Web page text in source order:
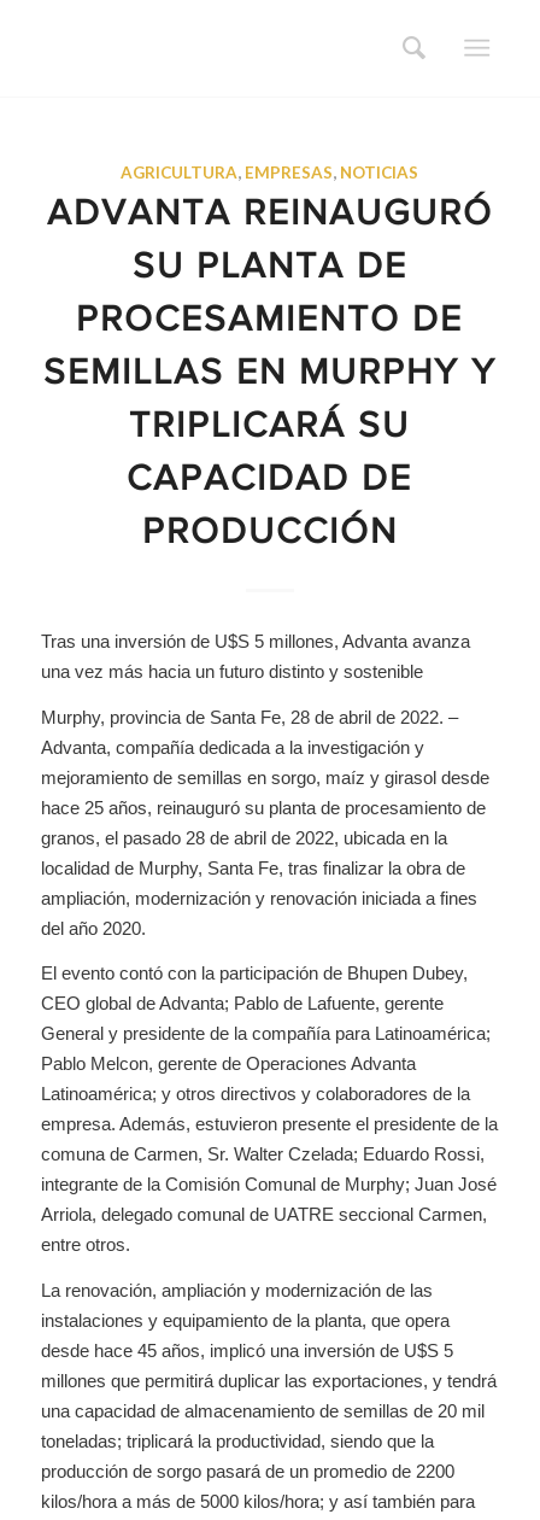
AGRICULTURA, EMPRESAS, NOTICIAS
ADVANTA REINAUGURÓ
SU PLANTA DE
PROCESAMIENTO DE
SEMILLAS EN MURPHY Y
TRIPLICARÁ SU
CAPACIDAD DE
PRODUCCIÓN
Tras una inversión de U$S 5 millones, Advanta avanza
una vez más hacia un futuro distinto y sostenible
Murphy, provincia de Santa Fe, 28 de abril de 2022. –
Advanta, compañía dedicada a la investigación y
mejoramiento de semillas en sorgo, maíz y girasol desde
hace 25 años, reinauguró su planta de procesamiento de
granos, el pasado 28 de abril de 2022, ubicada en la
localidad de Murphy, Santa Fe, tras finalizar la obra de
ampliación, modernización y renovación iniciada a fines
del año 2020.
El evento contó con la participación de Bhupen Dubey,
CEO global de Advanta; Pablo de Lafuente, gerente
General y presidente de la compañía para Latinoamérica;
Pablo Melcon, gerente de Operaciones Advanta
Latinoamérica; y otros directivos y colaboradores de la
empresa. Además, estuvieron presente el presidente de la
comuna de Carmen, Sr. Walter Czelada; Eduardo Rossi,
integrante de la Comisión Comunal de Murphy; Juan José
Arriola, delegado comunal de UATRE seccional Carmen,
entre otros.
La renovación, ampliación y modernización de las
instalaciones y equipamiento de la planta, que opera
desde hace 45 años, implicó una inversión de U$S 5
millones que permitirá duplicar las exportaciones, y tendrá
una capacidad de almacenamiento de semillas de 20 mil
toneladas; triplicará la productividad, siendo que la
producción de sorgo pasará de un promedio de 2200
kilos/hora a más de 5000 kilos/hora; y así también para